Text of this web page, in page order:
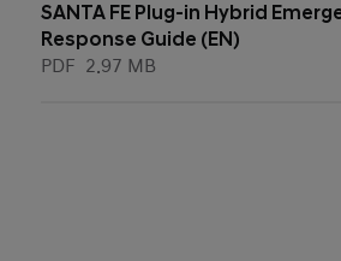
SANTA FE Plug-in Hybrid
Response Guide (EN)
PDF 2.97 MB